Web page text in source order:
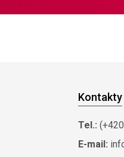
Kontakty
Tel.:
E-mail: